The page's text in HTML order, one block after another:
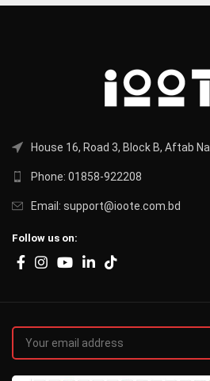
House 16, Road 3, Block B, Aftab
Phone: 01858-922208
Email: support@ioote.com.bd
Follow us on: